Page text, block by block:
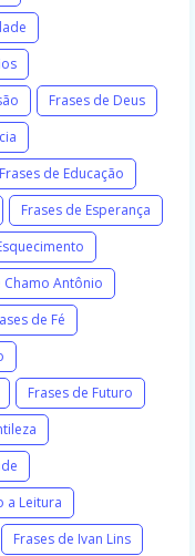
Frases de Deus
Frases de Educação
Frases de Esperança
Chamo Antônio
de Fé
Frases de Futuro
a Leitura
Frases de Ivan Lins